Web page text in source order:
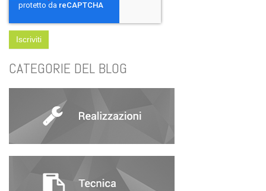
CATEGORIE DEL BLOG